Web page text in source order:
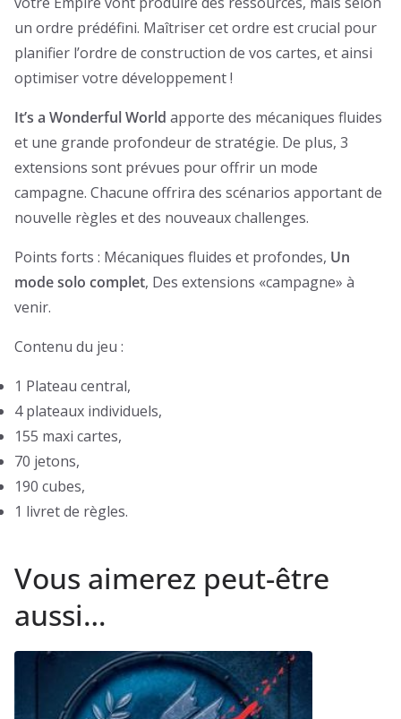
un ordre prédéfini. Maîtriser cet ordre est crucial pour
planifier l’ordre de construction de vos cartes, et ainsi
optimiser votre développement !
It’s a Wonderful World apporte des mécaniques fluides
et une grande profondeur de stratégie. De plus, 3
extensions sont prévues pour offrir un mode
campagne. Chacune offrira des scénarios apportant de
nouvelle règles et des nouveaux challenges.
Points forts : Mécaniques fluides et profondes, Un
mode solo complet, Des extensions «campagne» à
venir.
Contenu du jeu :
1 Plateau central,
4 plateaux individuels,
155 maxi cartes,
70 jetons,
190 cubes,
1 livret de règles.
Vous aimerez peut-être
aussi…